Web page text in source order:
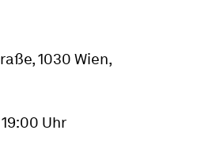
1030 Wien,
Uhr